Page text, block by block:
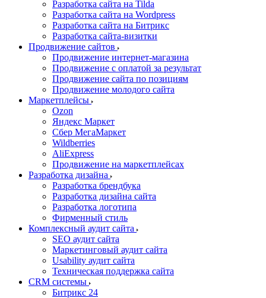
Разработка сайта на Tilda
Разработка сайта на Wordpress
Разработка сайта на Битрикс
Разработка сайта-визитки
Продвижение сайтов
Продвижение интернет-магазина
Продвижение с оплатой за результат
Продвижение сайта по позициям
Продвижение молодого сайта
Маркетплейсы
Ozon
Яндекс Маркет
Сбер МегаМаркет
Wildberries
AliExpress
Продвижение на маркетплейсах
Разработка дизайна
Разработка брендбука
Разработка дизайна сайта
Разработка логотипа
Фирменный стиль
Комплексный аудит сайта
SEO аудит сайта
Маркетинговый аудит сайта
Usability аудит сайта
Техническая поддержка сайта
CRM системы
Битрикс 24